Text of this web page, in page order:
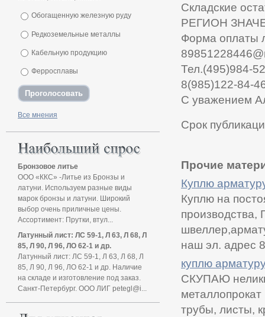
Складские
РЕГИОН
Форма оплаты
Тел.(495)984-
8(985)122-84-
С уважением
Срок
Прочие
Куплю
Куплю на
производства,
наш эл. адрес
куплю
СКУПАЮ
трубы, листы,
Обогащенную железную руду
Редкоземельные металлы
Кабельную продукцию
Ферросплавы
Все мнения
Бронзовое литье
ООО «ККС» -Литье из Бронзы и
латуни. Используем разные виды
марок бронзы и латуни. Широкий
выбор очень приличные цены.
Ассортимент: Прутки, втул...
Латунный лист: ЛС 59-1, Л 63, Л 68, Л
85, Л 90, Л 96, ЛО 62-1 и др.
Латунный лист: ЛС 59-1, Л 63, Л 68, Л
85, Л 90, Л 96, ЛО 62-1 и др. Наличие
на складе и изготовление под заказ.
Санкт-Петербург. ООО ЛИГ petegl@i...